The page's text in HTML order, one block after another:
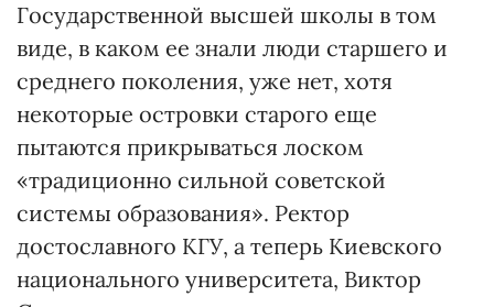
Государственной высшей школы в том
виде, в каком ее знали люди старшего и
среднего поколения, уже нет, хотя
некоторые островки старого еще
пытаются прикрываться лоском
«традиционно сильной советской
системы образования». Ректор
достославного КГУ, а теперь Киевского
национального университета, Виктор